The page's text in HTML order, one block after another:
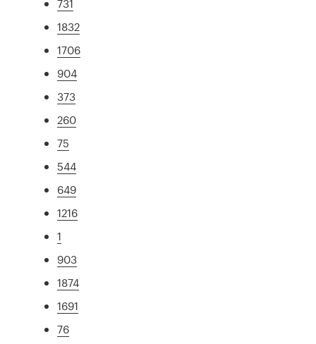
731
1832
1706
904
373
260
75
544
649
1216
1
903
1874
1691
76